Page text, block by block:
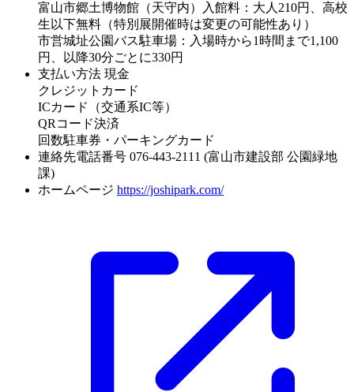
富山市郷土博物館（天守内）入館料：大人210円、高校
生以下無料（特別展開催時は変更の可能性あり）
市営城址公園バス駐車場：入場時から1時間まで1,100
円、以降30分ごとに330円
支払い方法 現金
クレジットカード
ICカード（交通系IC等）
QRコード決済
回数駐車券・パーキングカード
連絡先電話番号 076-443-2111 (富山市建設部 公園緑地
課)
ホームページ https://joshipark.com/